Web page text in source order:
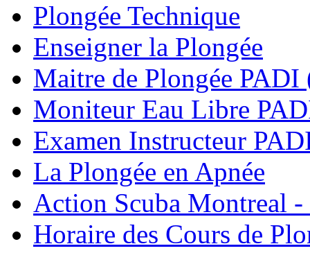
Plongée Technique
Enseigner la Plongée
Maitre de Plongée PADI
Moniteur Eau Libre
Examen Instructeur
La Plongée en Apnée
Action Scuba Montreal
Horaire des Cours de